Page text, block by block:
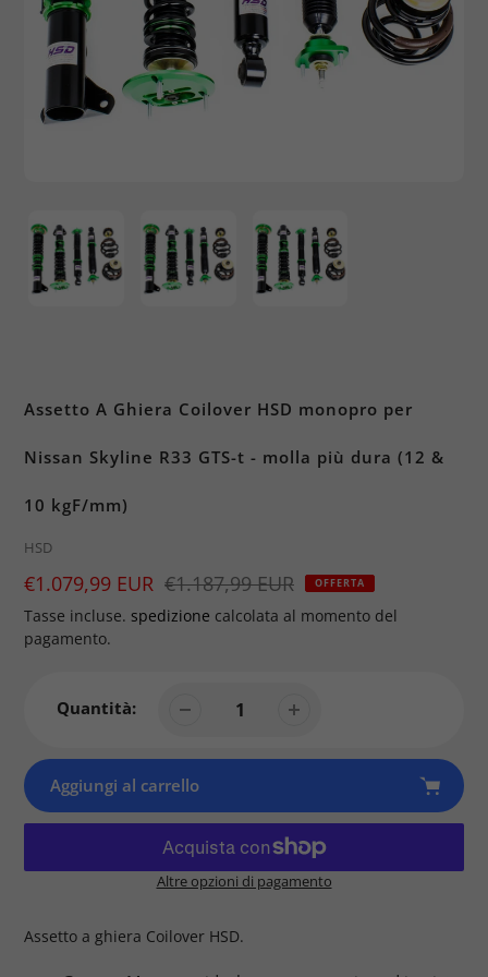
Assetto A Ghiera Coilover HSD monopro per
Nissan Skyline R33 GTS-t - molla più dura (12 &
10 kgF/mm)
Brand
HSD
Prezzo
di
vendita
€1.079,99 EUR
Prezzo €1.187,99 EUR OFFERTA
Tasse incluse. spedizione calcolata al momento del
pagamento.
Quantità:
Aggiungi al carrello
Altre opzioni di pagamento
al
Assetto a ghiera Coilover HSD.